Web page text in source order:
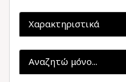
Χαρακτηριστικά
Αναζητώ μόνο...